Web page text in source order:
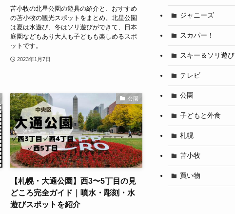
苫小牧の北星公園の遊具の紹介と、おすすめ
の苫小牧の観光スポットをまとめ。北星公園
は夏は水遊び、冬はソリ遊びができて、日本
庭園などもあり大人も子どもも楽しめるスポ
ットです。
2023年1月7日
公園
【札幌・大通公園】西3〜5丁目の見
どころ完全ガイド｜噴水・彫刻・水
遊びスポットを紹介
ジャニーズ
スカパー！
スキー＆ソリ遊び
テレビ
公園
子どもと外食
札幌
苫小牧
買い物